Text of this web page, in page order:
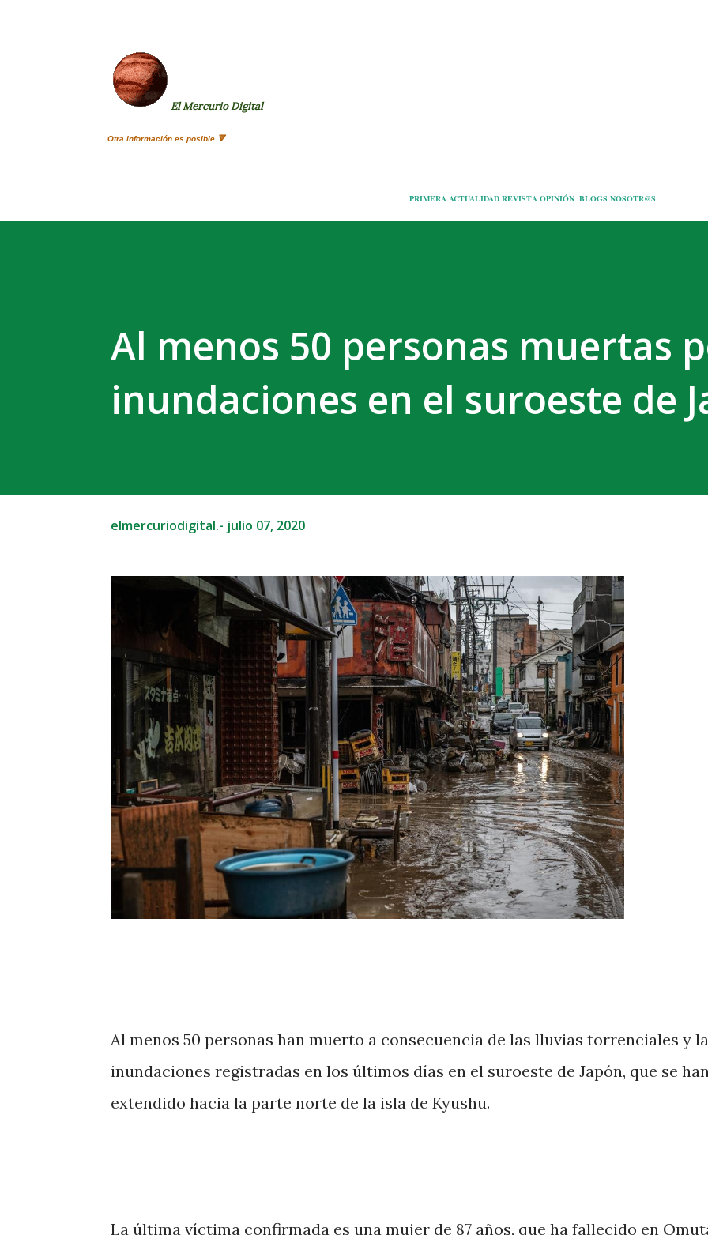
El Mercurio Digital
Otra información es posible 🔻
PRIMERA ACTUALIDAD REVISTA OPINIÓN BLOGS NOSOTR@S
Al menos 50 personas muertas
inundaciones en el suroeste de
elmercuriodigital.- julio 07, 2020
Al menos 50 personas han muerto a consecuencia de las lluvias torrenciales y
inundaciones registradas en los últimos días en el suroeste de Japón, que se
extendido hacia la parte norte de la isla de Kyushu.
La última víctima confirmada es una mujer de 87 años, que ha fallecido en